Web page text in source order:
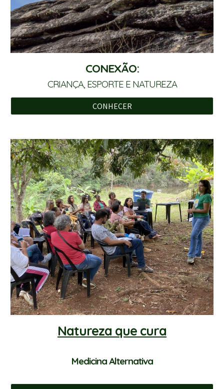
CONEXÃO:
CRIANÇA, ESPORTE E NATUREZA
CONHECER
Natureza que cura
Medicina Alternativa